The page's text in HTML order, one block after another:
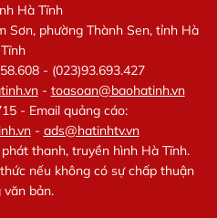
Hà Tĩnh
Sơn, phường Thành Sen, tỉnh Hà
Tĩnh
- (023)93.693.427
- toasoan@baohatinh.vn
- Email quảng cáo:
- ads@hatinhtv.vn
thanh, truyền hình Hà Tĩnh.
nếu không có sự chấp thuận
văn bản.